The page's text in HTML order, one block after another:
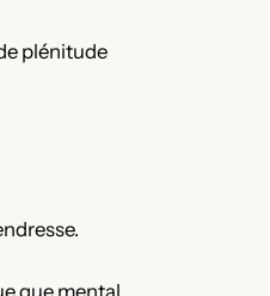
plénitude
que mental.